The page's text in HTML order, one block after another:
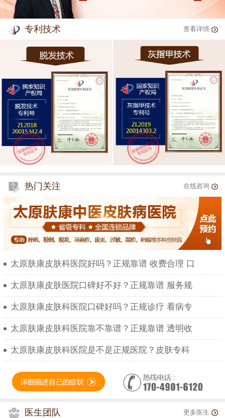
专利技术 查看详情
热门关注 在线咨询
太原肤康皮肤科医院好吗？正规靠谱 收费合理 口
太原肤康皮肤医院口碑好不好？正规靠谱 服务规
太原肤康皮肤科医院口碑好吗？正规诊疗 看病专
太原肤康皮肤科医院靠不靠谱？正规靠谱 透明收
太原肤康皮肤科医院是不是正规医院？皮肤专科
医生团队 更多医生